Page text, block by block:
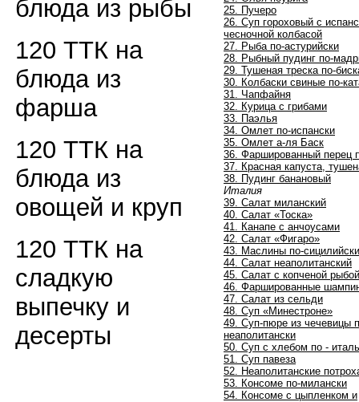
блюда из рыбы
120 ТТК на
блюда из
фарша
120 ТТК на
блюда из
овощей и круп
120 ТТК на
сладкую
выпечку и
десерты
25. Пучеро
26. Суп гороховый с
чесночной колбасой
27. Рыба по-астурийски
28. Рыбный пудинг по-
29. Тушеная треска по-
30. Колбаски свиные по-
31. Чапфайня
32. Курица с грибами
33. Паэлья
34. Омлет по-испански
35. Омлет а-ля Баск
36. Фаршированный перец
37. Красная капуста,
38. Пудинг банановый
Италия
39. Салат миланский
40. Салат «Тоска»
41. Канапе с анчоусами
42. Салат «Фигаро»
43. Маслины по-сицилийски
44. Салат неаполитанский
45. Салат с копченой рыбой
46. Фаршированные
47. Салат из сельди
48. Суп «Минестроне»
49. Суп-пюре из чечевицы
неаполитански
50. Суп с хлебом по -
51. Суп павеза
52. Неаполитанские
53. Консоме по-милански
54. Консоме с цыпленком и